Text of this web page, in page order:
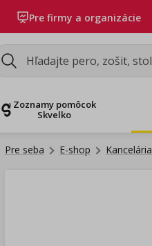
Pre firmy a organizácie
Zoznamy pomôcok
Skvelko
Pre seba E-shop Kancelária